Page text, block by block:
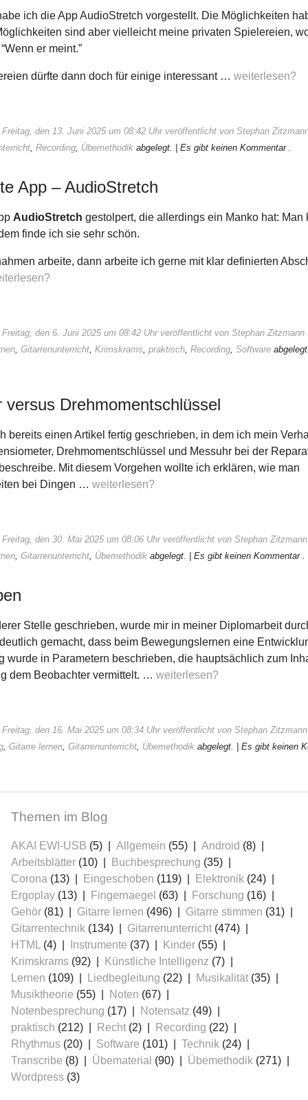
ich die App AudioStretch vorgestellt. Die Möglichkeiten
sind aber vielleicht meine privaten Spielereien,
er meint.”
dürfte dann doch für einige interessant … weiterlesen?
den 13. Juni 2025 um 08:42 Uhr veröffentlicht von Stephan
Recording Übemethodik abgelegt. | Es gibt keinen Kommentar .
App – AudioStretch
AudioStretch gestolpert, die allerdings ein Manko hat: Man
finde ich sie sehr schön.
arbeite, dann arbeite ich gerne mit klar definierten
den 6. Juni 2025 um 08:42 Uhr veröffentlicht von Stephan Zitzmann
Gitarrenunterricht Krimskrams praktisch Recording Software
versus Drehmomentschlüssel
bereits einen Artikel fertig geschrieben, in dem ich mein
Drehmomentschlüssel und Messuhr bei der
Mit diesem Vorgehen wollte ich erklären, wie man
bei Dingen … weiterlesen?
den 30. Mai 2025 um 08:06 Uhr veröffentlicht von Stephan
, Gitarrenunterricht, Übemethodik abgelegt. | Es gibt keinen Kommentar .
Stelle geschrieben, wurde mir in meiner Diplomarbeit
gemacht, dass beim Bewegungslernen eine
wurde in Parametern beschrieben, die hauptsächlich zum
dem Beobachter vermittelt. … weiterlesen?
den 16. Mai 2025 um 08:34 Uhr veröffentlicht von Stephan
Gitarre lernen Gitarrenunterricht Übemethodik abgelegt. | Es gibt keinen
Themen im Blog
AKAI EWI-USB (5) Allgemein (55) Android (8)
Arbeitsblätter (10) Buchbesprechung (35)
Corona (13) Eingeschoben (119) Elektronik (24)
Ergoplay (13) Fingernaegel (63) Forschung (16)
Gehör (81) Gitarre lernen (496) Gitarre stimmen (31)
Gitarrentechnik (134) Gitarrenunterricht (474)
HTML
(4) Instrumente (37) Kinder (55)
Krimskrams (92) Künstliche Intelligenz (7)
Lernen (109) Liedbegleitung (22) Musikalität (35)
Musiktheorie (55) Noten (67)
Notenbesprechung (17) Notensatz (49)
praktisch (212) Recht (2) Recording (22)
Rhythmus (20) Software (101) Technik (24)
Transcribe (8) Übematerial (90) Übemethodik (271)
Wordpress (3)